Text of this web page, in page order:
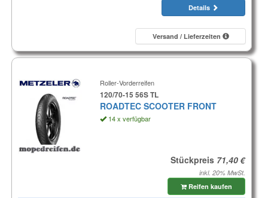
Details
Versand / Lieferzeiten
Roller-Vorderreifen
120/70-15 56S TL
ROADTEC SCOOTER FRONT
14 x verfügbar
Stückpreis
inkl. 20% MwSt.
Reifen kaufen